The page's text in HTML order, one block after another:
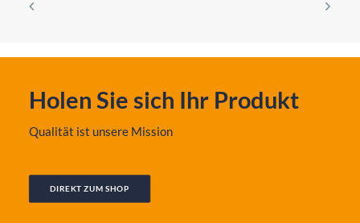
Holen Sie sich Ihr Produkt
Qualität ist unsere Mission
DIREKT ZUM SHOP